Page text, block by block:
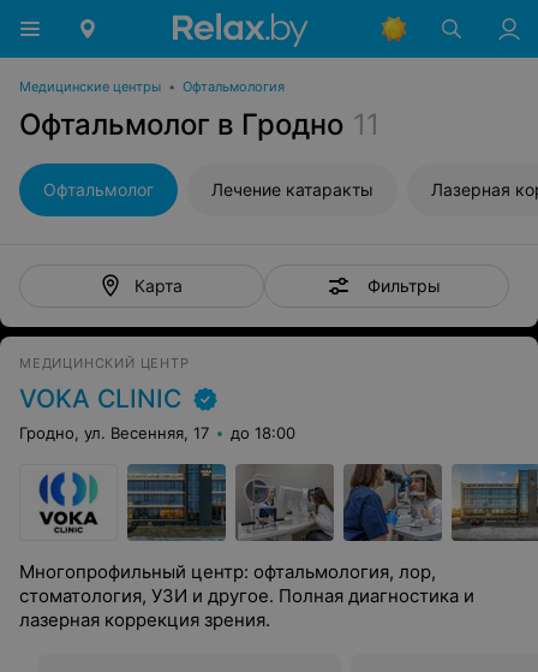
Медицинские центры • Офтальмология
Офтальмолог в Гродно 11
Офтальмолог Лечение катаракты Лазерная
Карта Фильтры
МЕДИЦИНСКИЙ ЦЕНТР
VOKA CLINIC
Гродно, ул. Весенняя, 17 до 18:00
Многопрофильный центр: офтальмология, лор,
стоматология, УЗИ и другое. Полная диагностика и
лазерная коррекция зрения.